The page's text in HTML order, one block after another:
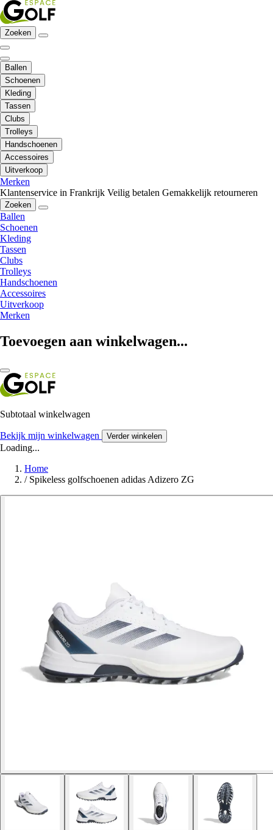
Zoeken
Ballen
Schoenen
Kleding
Tassen
Clubs
Trolleys
Handschoenen
Accessoires
Uitverkoop
Merken
Klantenservice in Frankrijk Veilig betalen Gemakkelijk retourneren
Zoeken
Ballen
Schoenen
Kleding
Tassen
Clubs
Trolleys
Handschoenen
Accessoires
Uitverkoop
Merken
Toevoegen aan winkelwagen...
Subtotaal winkelwagen
Bekijk mijn winkelwagen Verder winkelen
Loading...
Home
/ Spikeless golfschoenen adidas Adizero ZG